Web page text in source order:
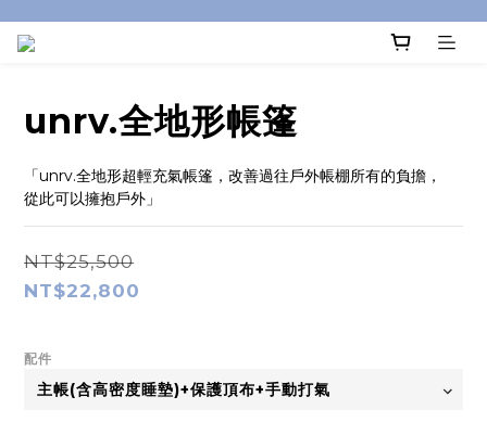
unrv.全地形帳篷
「unrv.全地形超輕充氣帳篷，改善過往戶外帳棚所有的負擔，
從此可以擁抱戶外」
NT$25,500
NT$22,800
配件